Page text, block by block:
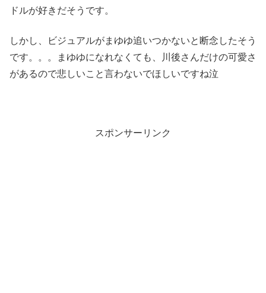
ドルが好きだそうです。
しかし、ビジュアルがまゆゆ追いつかないと断念したそう
です。。。まゆゆになれなくても、川後さんだけの可愛さ
があるので悲しいこと言わないでほしいですね泣
スポンサーリンク